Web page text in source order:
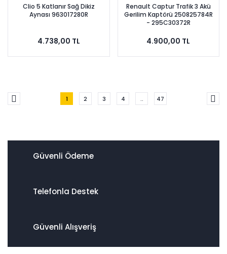
Clio 5 Katlanır Sağ Dikiz
Aynası 963017280R
4.738,00 TL
Renault Captur Trafik 3 Akü
Gerilim Kaptörü 250825784R
- 295C30372R
4.900,00 TL
1 2 3 4 .. 47
Güvenli Ödeme
Telefonla Destek
Güvenli Alışveriş